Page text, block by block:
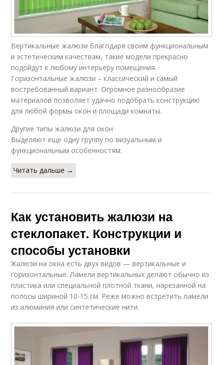
Вертикальные жалюзи благодаря своим функциональным
и эстетическим качествам, такие модели прекрасно
подойдут к любому интерьеру помещения.
Горизонтальные жалюзи – классический и самый
востребованный вариант. Огромное разнообразие
материалов позволяет удачно подобрать конструкцию
для любой формы окон и площади комнаты.
Другие типы жалюзи для окон
Выделяют еще одну группу по визуальным и
функциональным особенностям:
Читать дальше →
Как установить жалюзи на
стеклопакет. Конструкции и
способы установки
Жалюзи на окна есть двух видов — вертикальные и
горизонтальные. Ламели вертикальных делают обычно из
пластика или специальной плотной ткани, нарезанной на
полосы шириной 10-15 см. Реже можно встретить ламели
из алюминия или синтетические нити.